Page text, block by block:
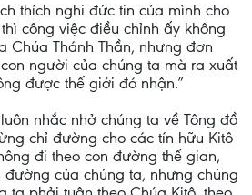
thích nghi đức tin của mình cho
công việc điều chỉnh ấy không
Chúa Thánh Thần, nhưng đơn
người của chúng ta mà ra xuất
được thế giới đó nhận.”
nhắc nhở chúng ta về Tông đồ
chỉ đường cho các tín hữu Kitô
đi theo con đường thế gian,
của chúng ta, nhưng chúng